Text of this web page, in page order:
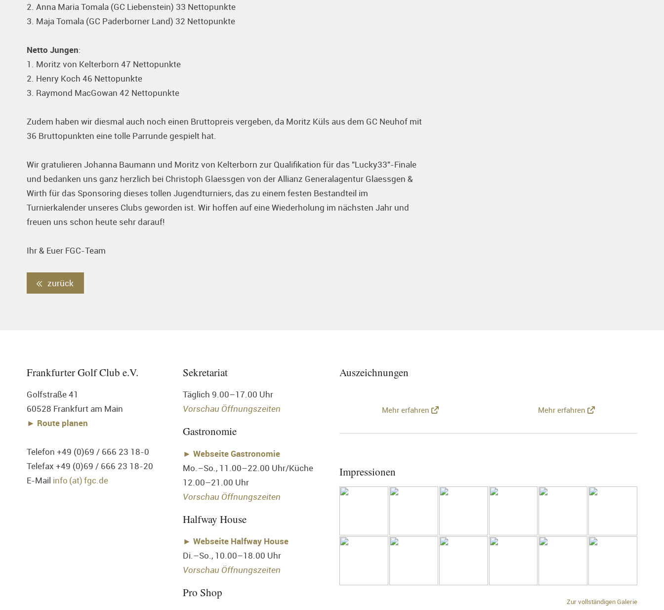
2. Anna Maria Tomala (GC Liebenstein) 33 Nettopunkte
3. Maja Tomala (GC Paderborner Land) 32 Nettopunkte
Netto Jungen:
1. Moritz von Kelterborn 47 Nettopunkte
2. Henry Koch 46 Nettopunkte
3. Raymond MacGowan 42 Nettopunkte
Zudem haben wir diesmal auch noch einen Bruttopreis vergeben, da Moritz Küls aus dem GC Neuhof mit
36 Bruttopunkten eine tolle Parrunde gespielt hat.
Wir gratulieren Johanna Baumann und Moritz von Kelterborn zur Qualifikation für das "Lucky33"-Finale
und bedanken uns ganz herzlich bei Christoph Glaessgen von der Allianz Generalagentur Glaessgen &
Wirth für das Sponsoring dieses tollen Jugendturniers, das zu einem festen Bestandteil im
Turnierkalender unseres Clubs geworden ist. Wir hoffen auf eine Wiederholung im nächsten Jahr und
freuen uns schon heute sehr darauf!
Ihr & Euer FGC-Team
zurück
Frankfurter Golf Club e.V.
Golfstraße 41
60528 Frankfurt am Main
► Route planen
Telefon +49 (0)69 / 666 23 18-0
Telefax +49 (0)69 / 666 23 18-20
E-Mail info (at) fgc.de
Sekretariat
Täglich 9.00–17.00 Uhr
Vorschau Öffnungszeiten
Gastronomie
►Webseite Gastronomie
Mo.–So., 11.00–22.00 Uhr/Küche
12.00–21.00 Uhr
Vorschau Öffnungszeiten
Halfway House
►Webseite Halfway House
Di.–So., 10.00–18.00 Uhr
Vorschau Öffnungszeiten
Pro Shop
Auszeichnungen
Mehr erfahren Mehr erfahren
Impressionen
Zur vollständigen Galerie